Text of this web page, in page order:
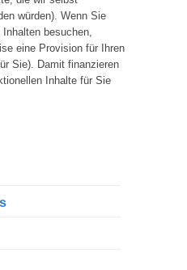
würden). Wenn Sie
besuchen,
eine Provision für Ihren
Sie). Damit finanzieren
Inhalte für Sie